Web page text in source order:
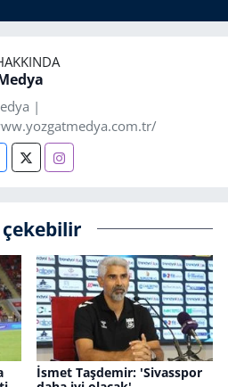
|
İsmet Taşdemir: 'Sivasspor